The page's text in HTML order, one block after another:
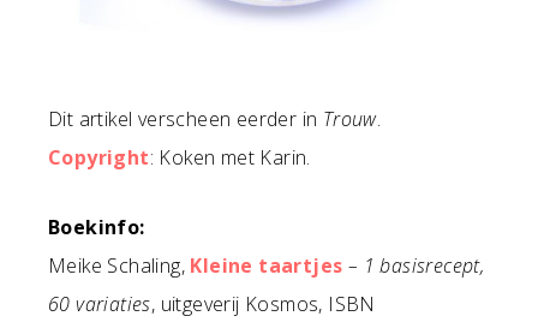
Dit artikel verscheen eerder in Trouw.
Copyright: Koken met Karin.
Boekinfo:
Meike Schaling, Kleine taartjes – 1 basisrecept,
60 variaties, uitgeverij Kosmos, ISBN